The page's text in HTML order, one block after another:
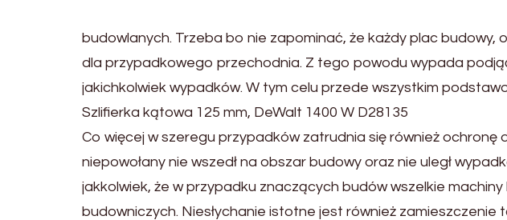
budowlanych. Trzeba bo nie zapominać, że każdy plac
dla przypadkowego przechodnia. Z tego powodu wypada
jakichkolwiek wypadków. W tym celu przede wszystkim
Szlifierka kątowa 125 mm, DeWalt 1400 W D28135
Co więcej w szeregu przypadków zatrudnia się również
niepowołany nie wszedł na obszar budowy oraz nie uległ
jakkolwiek, że w przypadku znaczących budów wszelkie
budowniczych. Niesłychanie istotne jest również